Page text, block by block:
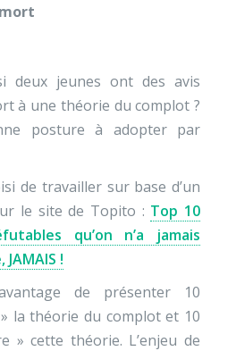
deux jeunes ont des avis
à une théorie du complot ?
posture à adopter par
de travailler sur base d’un
le site de Topito : Top 10
qu’on n’a jamais
!
de présenter 10
la théorie du complot et 10
» cette théorie. L’enjeu de